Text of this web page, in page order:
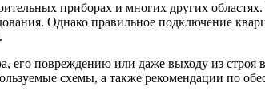
приборах и многих других
Однако правильное подключение
повреждению или даже выходу из строя
схемы, а также рекомендации по